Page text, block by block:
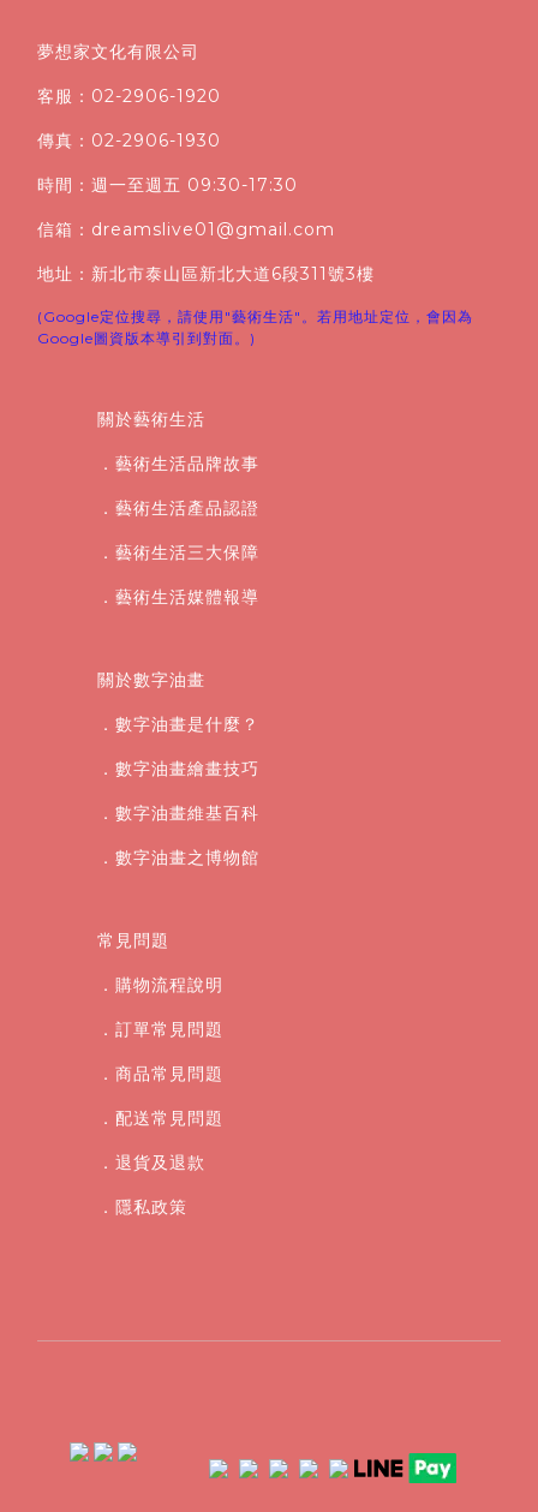
夢想家文化有限公司
客服：02-2906-1920
傳真：02-2906-1930
時間：週一至週五 09:30-17:30
信箱：dreamslive01@gmail.com
地址：新北市泰山區新北大道6段311號3樓
(Google定位搜尋，請使用"藝術生活"。若用地址定位，會因為
Google圖資版本導引到對面。)
關於藝術生活
．藝術生活品牌故事
．藝術生活產品認證
．藝術生活三大保障
．藝術生活媒體報導
關於數字油畫
．數字油畫是什麼？
．數字油畫繪畫技巧
．數字油畫維基百科
．數字油畫之博物館
常見問題
．購物流程說明
．訂單常見問題
．商品常見問題
．配送常見問題
．退貨及退款
． 隱私政策